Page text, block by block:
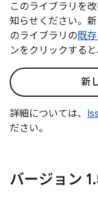
このライブラリを
知らせください。
のライブラリの既
ンをクリックする
新
詳細については、
ださい。
バージョン 1.